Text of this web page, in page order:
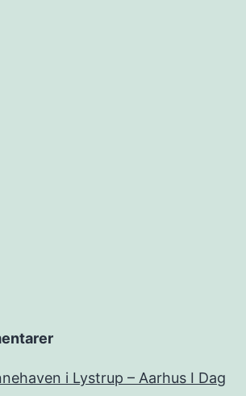
i Lystrup – Aarhus I Dag